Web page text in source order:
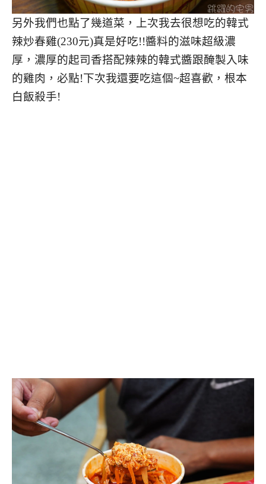
另外我們也點了幾道菜，上次我去很想吃的韓式
辣炒春雞(230元)真是好吃!!醬料的滋味超級濃
厚，濃厚的起司香搭配辣辣的韓式醬跟醃製入味
的雞肉，必點!下次我還要吃這個~超喜歡，根本
白飯殺手!